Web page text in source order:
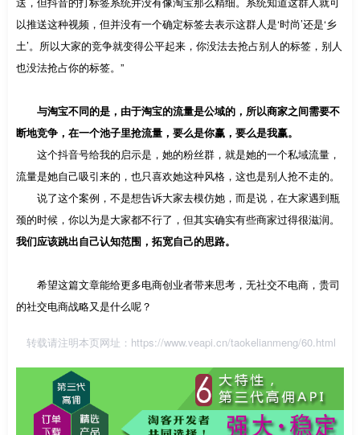
以推送这种视频，但并没有一个确定标签去表示这群人是‘时尚’还是‘乡
土’。所以大家的竞争就变得公平起来，你没法去抢占别人的标签，别人
也没法抢占你的标签。”
与淘宝不同的是，由于淘宝的流量是公域的，所以商家之间需要不
断地竞争，在一个池子里抢流量，要么是你赢，要么是我赢。
这个抖音号给我的启示是，她的粉丝群，就是她的一个私域流量，
流量是她自己吸引来的，也只喜欢她这种风格，这也是别人抢不走的。
说了这个案例，不是想告诉大家去模仿她，而是说，在大家遇到瓶
颈的时候，你以为是大家都不行了，但其实确实有些商家过得很滋润。
我们应该跳出自己认知范围，拓宽自己的思路。
希望这篇文章能给更多电商创业者带来思考，无社交不电商，贵司
的社交电商战略又是什么呢？
转载请注明本页网址： https://www.veapi.cn/taokelianmeng/60.html